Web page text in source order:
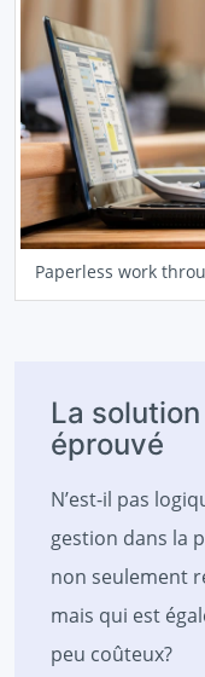
Paperless work
La
éprouvé
N’est-il pas
gestion dans la
non seulement
mais qui est
peu coûteux?